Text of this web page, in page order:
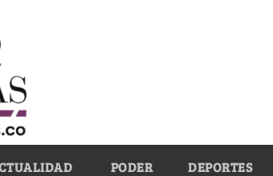
PODER DEPORTES